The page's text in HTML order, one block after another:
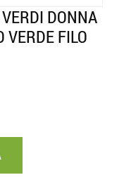
DONNA
VERDE FILO